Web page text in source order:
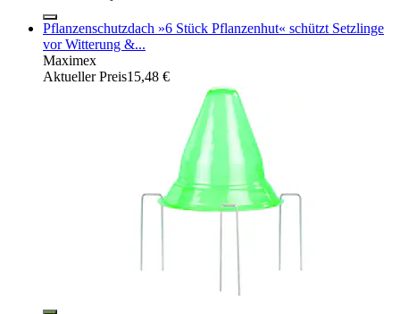
Pflanzenschutzdach »6 Stück Pflanzenhut« schützt Setzlinge
vor Witterung &...
Maximex
Aktueller Preis15,48 €